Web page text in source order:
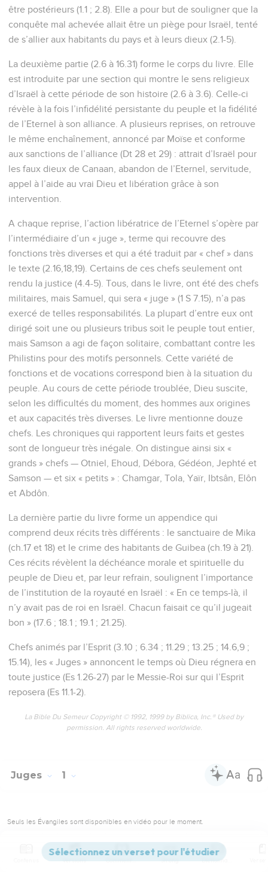
être postérieurs (1.1 ; 2.8). Elle a pour but de souligner que la
conquête mal achevée allait être un piège pour Israël, tenté
de s’allier aux habitants du pays et à leurs dieux (2.1-5).
La deuxième partie (2.6 à 16.31) forme le corps du livre. Elle
est introduite par une section qui montre le sens religieux
d’Israël à cette période de son histoire (2.6 à 3.6). Celle-ci
révèle à la fois l’infidélité persistante du peuple et la fidélité
de l’Eternel à son alliance. A plusieurs reprises, on retrouve
le même enchaînement, annoncé par Moïse et conforme
aux sanctions de l’alliance (Dt 28 et 29) : attrait d’Israël pour
les faux dieux de Canaan, abandon de l’Eternel, servitude,
appel à l’aide au vrai Dieu et libération grâce à son
intervention.
A chaque reprise, l’action libératrice de l’Eternel s’opère par
l’intermédiaire d’un « juge », terme qui recouvre des
fonctions très diverses et qui a été traduit par « chef » dans
le texte (2.16,18,19). Certains de ces chefs seulement ont
rendu la justice (4.4-5). Tous, dans le livre, ont été des chefs
militaires, mais Samuel, qui sera « juge » (1 S 7.15), n’a pas
exercé de telles responsabilités. La plupart d’entre eux ont
dirigé soit une ou plusieurs tribus soit le peuple tout entier,
mais Samson a agi de façon solitaire, combattant contre les
Philistins pour des motifs personnels. Cette variété de
fonctions et de vocations correspond bien à la situation du
peuple. Au cours de cette période troublée, Dieu suscite,
selon les difficultés du moment, des hommes aux origines
et aux capacités très diverses. Le livre mentionne douze
chefs. Les chroniques qui rapportent leurs faits et gestes
sont de longueur très inégale. On distingue ainsi six «
grands » chefs — Otniel, Ehoud, Débora, Gédéon, Jephté et
Samson — et six « petits » : Chamgar, Tola, Yaïr, Ibtsân, Elôn
et Abdôn.
La dernière partie du livre forme un appendice qui
comprend deux récits très différents : le sanctuaire de Mika
(ch.17 et 18) et le crime des habitants de Guibea (ch.19 à 21).
Ces récits révèlent la déchéance morale et spirituelle du
peuple de Dieu et, par leur refrain, soulignent l’importance
de l’institution de la royauté en Israël : « En ce temps-là, il
n’y avait pas de roi en Israël. Chacun faisait ce qu’il jugeait
bon » (17.6 ; 18.1 ; 19.1 ; 21.25).
Chefs animés par l’Esprit (3.10 ; 6.34 ; 11.29 ; 13.25 ; 14.6,9 ;
15.14), les « Juges » annoncent le temps où Dieu régnera en
toute justice (Es 1.26-27) par le Messie-Roi sur qui l’Esprit
reposera (Es 11.1-2).
La Bible Du Semeur Copyright © 1992, 1999 by Biblica, Inc.® Used by
permission. All rights reserved worldwide.
Juges 1
Seuls les Évangiles sont disponibles en vidéo pour le moment.
Israël s'installe en Canaan
Versions Commentaires Strong